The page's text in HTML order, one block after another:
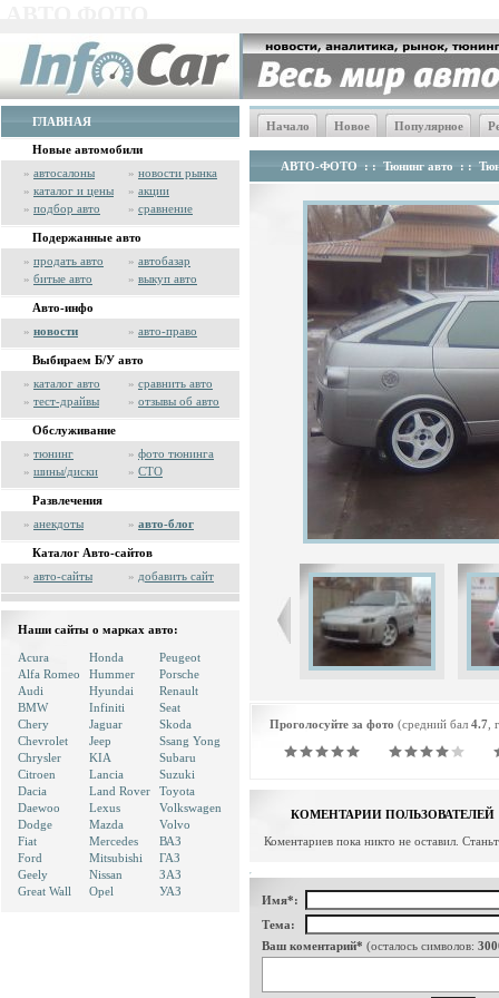
ГЛАВНАЯ
Новые автомобили
» автосалоны » новости рынка
» каталог и цены » акции
» подбор авто » сравнение
Подержанные авто
» продать авто » автобазар
» битые авто » выкуп авто
Авто-инфо
» новости » авто-право
Выбираем Б/У авто
» каталог авто » сравнить авто
» тест-драйвы » отзывы об авто
Обслуживание
» тюнинг » фото тюнинга
» шины/диски » СТО
Развлечения
» анекдоты » авто-блог
Каталог Авто-сайтов
» авто-сайты » добавить сайт
Наши сайты о марках авто:
Acura
Alfa Romeo
Audi
BMW
Chery
Chevrolet
Chrysler
Citroen
Dacia
Daewoo
Dodge
Fiat
Ford
Geely
Great Wall
Honda
Hummer
Hyundai
Infiniti
Jaguar
Jeep
KIA
Lancia
Land Rover
Lexus
Mazda
Mercedes
Mitsubishi
Nissan
Opel
Peugeot
Porsche
Renault
Seat
Skoda
Ssang Yong
Subaru
Suzuki
Toyota
Volkswagen
Volvo
ВАЗ
ГАЗ
ЗАЗ
УАЗ
Начало Новое Популярное
АВТО-ФОТО : : Тюнинг авто : :
Проголосуйте за фото (средний бал 4.7
КОМЕНТАРИИ ПОЛЬЗОВАТЕЛЕЙ
Коментариев пока никто не оставил.
Имя*:
Тема:
Ваш коментарий* (осталось символов: